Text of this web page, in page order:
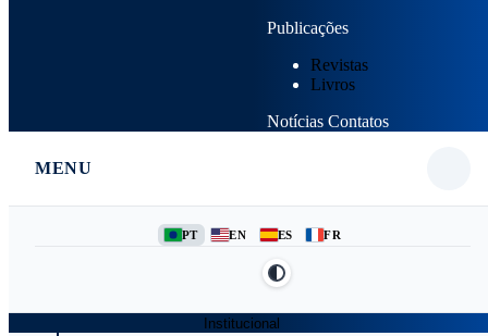
Publicações
Revistas
Livros
Notícias Contatos
MENU
PT EN ES FR
Institucional